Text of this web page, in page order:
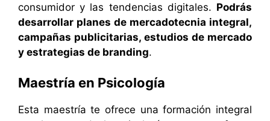
consumidor y las tendencias digitales. Podrás
desarrollar planes de mercadotecnia integral,
campañas publicitarias, estudios de mercado
y estrategias de branding.
Maestría en Psicología
Esta maestría te ofrece una formación integral